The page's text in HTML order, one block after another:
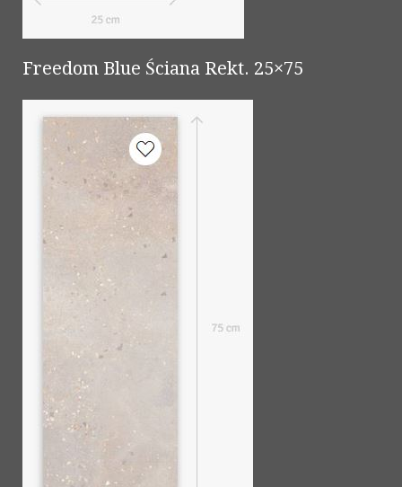
Freedom Blue Ściana Rekt. 25×75